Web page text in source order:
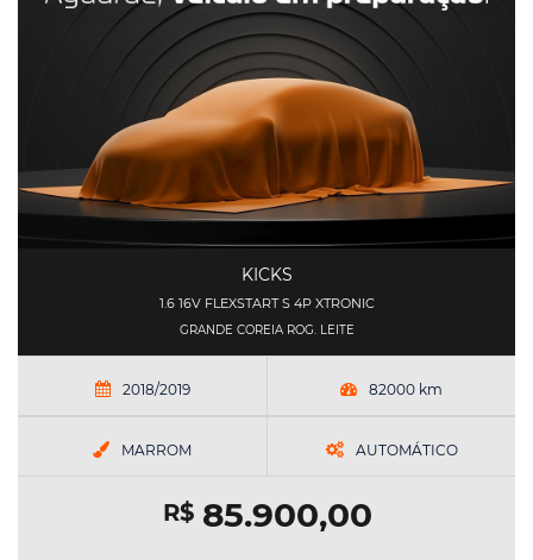
KICKS
1.6 16V FLEXSTART S 4P XTRONIC
GRANDE COREIA ROG. LEITE
2018/2019 82000 km
MARROM AUTOMÁTICO
R$85.900,00